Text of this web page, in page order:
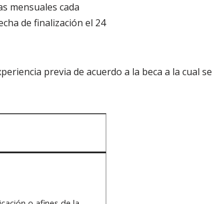
mensuales cada
de finalización el 24
previa de acuerdo a la beca a la cual se